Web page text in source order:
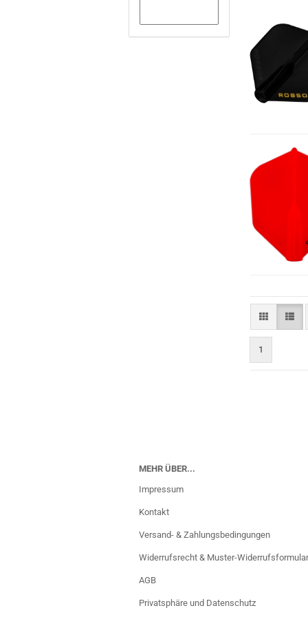
1
MEHR ÜBER...
Impressum
Kontakt
Versand- & Zahlungsbedingungen
Widerrufsrecht & Muster-Widerrufsformular
AGB
Privatsphäre und Datenschutz